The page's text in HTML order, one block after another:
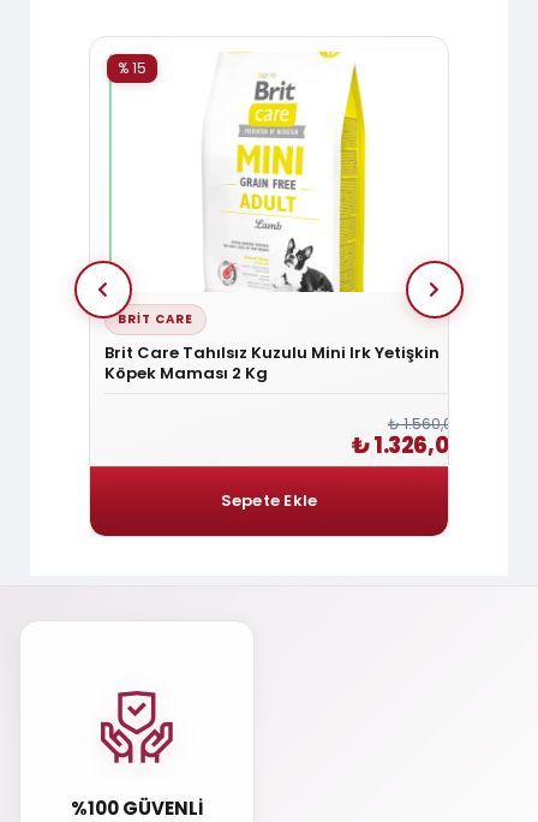
BRIT CARE
Brit Care Tahılsız Kuzulu Mini Irk Yetişkin
Köpek Maması 2 Kg
% 15
₺ 1.560,00
₺ 1.326,00
%100 GÜVENLI